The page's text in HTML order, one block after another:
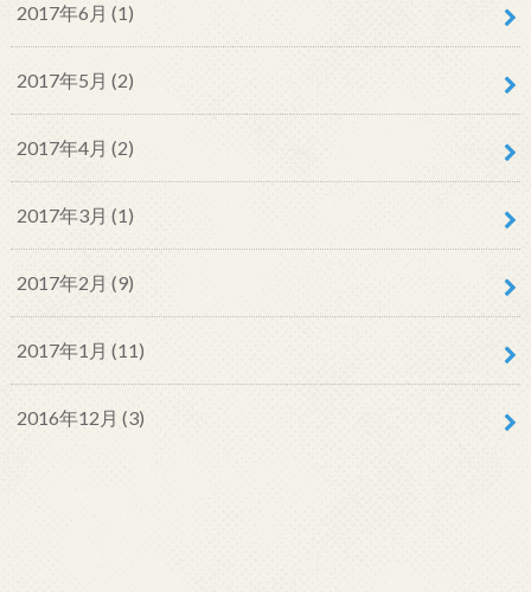
2017年6月 (1)
2017年5月 (2)
2017年4月 (2)
2017年3月 (1)
2017年2月 (9)
2017年1月 (11)
2016年12月 (3)